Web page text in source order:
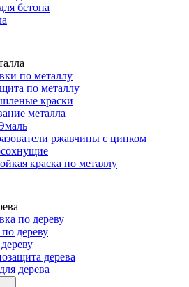
бетона
по металлу
по металлу
краски
металла
ржавчины с цинком
краска по металлу
по дереву
дереву
дерева
дерева